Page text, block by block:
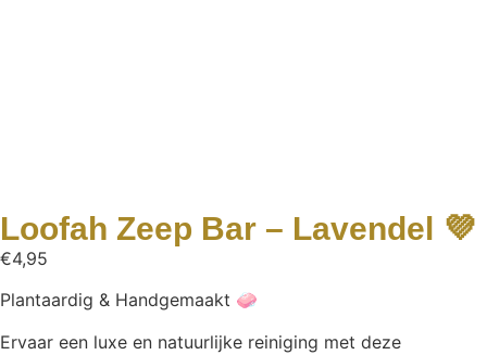
Loofah Zeep Bar – Lavendel 💜
€4,95
Plantaardig & Handgemaakt 🧼
Ervaar een luxe en natuurlijke reiniging met deze